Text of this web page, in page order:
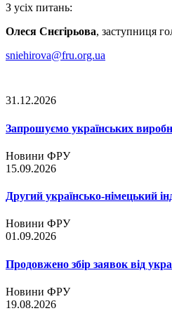
З усіх питань:
Олеся Снєгірьова, заступниця
sniehirova@fru.org.ua
31.12.2026
Запрошуємо українських
Новини ФРУ
15.09.2026
Другий українсько-німецький
Новини ФРУ
01.09.2026
Продовжено збір заявок від
Новини ФРУ
19.08.2026